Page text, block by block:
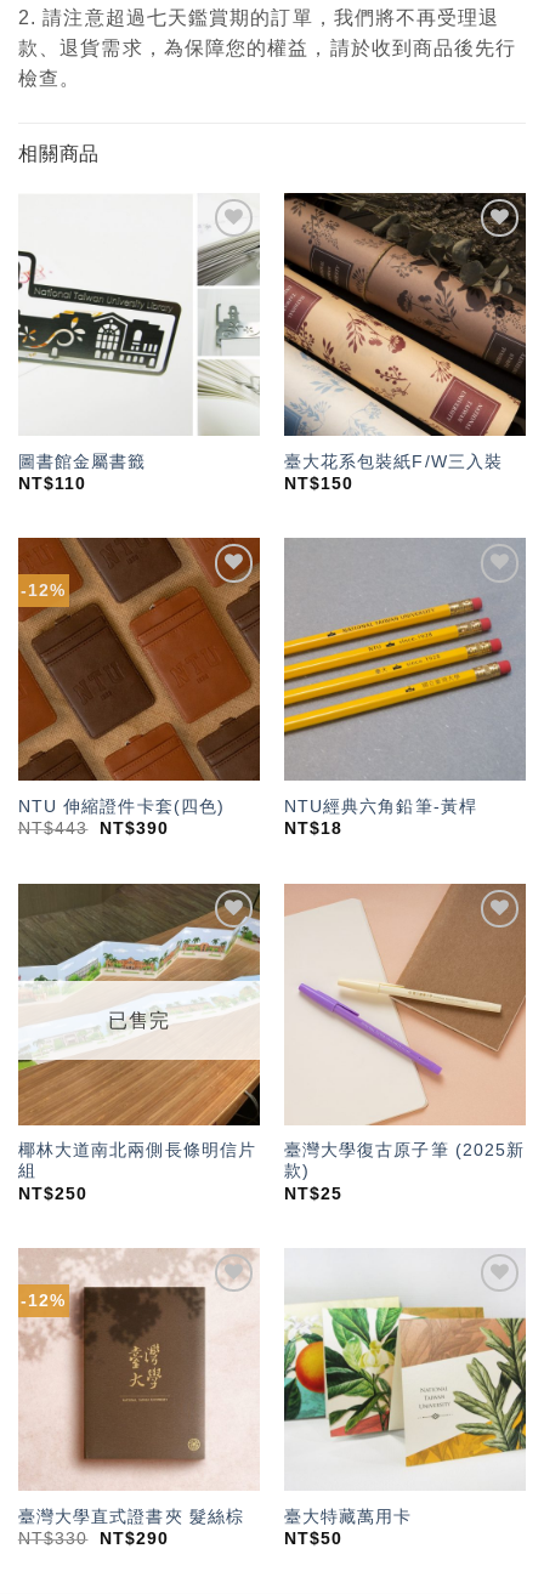
2. 請注意超過七天鑑賞期的訂單，我們將不再受理退
款、退貨需求，為保障您的權益，請於收到商品後先行
檢查。
相關商品
加入
「願
望輕
單」
圖書館金屬書籤
NT$110
加入
「願
望輕
單」
臺大花系包裝紙F/W三入裝
NT$150
-12%
加入
「願
望輕
單」
NTU 伸縮證件卡套(四色)
NT$443 NT$390
「願
望輕
單」
NTU經典六角鉛筆-黃桿
NT$18
加入
「願
望輕
單」
已售完
椰林大道南北兩側長條明信片
組
NT$250
臺灣大學復古原子筆 (2025新
款)
NT$25
-12%
臺灣大學直式證書夾 髮絲棕
NT$330 NT$290
加入
「願
望輕
單」
臺大特藏萬用卡
NT$50